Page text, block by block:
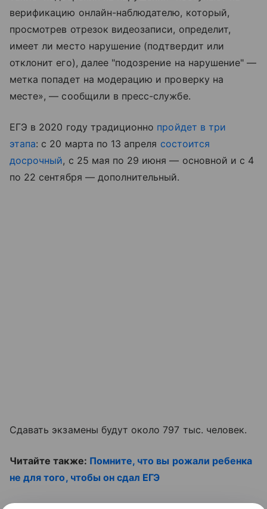
верификацию онлайн-наблюдателю, который,
просмотрев отрезок видеозаписи, определит,
имеет ли место нарушение (подтвердит или
отклонит его), далее "подозрение на нарушение" —
метка попадет на модерацию и проверку на
месте», — сообщили в пресс-службе.
ЕГЭ в 2020 году традиционно пройдет в три
этапа: с 20 марта по 13 апреля состоится
досрочный, с 25 мая по 29 июня — основной и с 4
по 22 сентября — дополнительный.
Сдавать экзамены будут около 797 тыс. человек.
Читайте также: Помните, что вы рожали ребенка
не для того, чтобы он сдал ЕГЭ